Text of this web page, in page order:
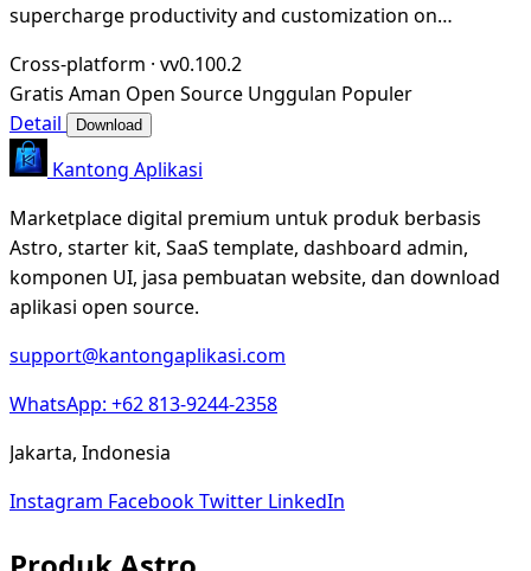
supercharge productivity and customization on
Cross-platform · vv0.100.2
Gratis Aman Open Source Unggulan Populer
Detail
Download
Kantong Aplikasi
Marketplace digital premium untuk produk berbasis
Astro, starter kit, SaaS template, dashboard admin,
komponen UI, jasa pembuatan website, dan download
aplikasi open source.
support@kantongaplikasi.com
WhatsApp: +62 813-9244-2358
Jakarta, Indonesia
Instagram FacebookTwitter LinkedIn